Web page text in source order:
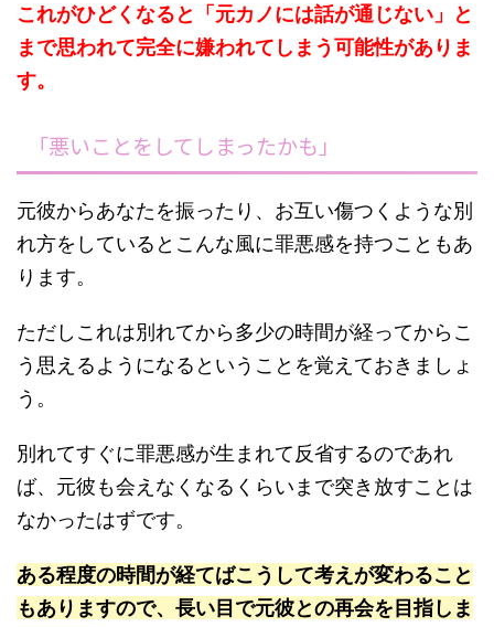
これがひどくなると「元カノには話が通じない」と
まで思われて完全に嫌われてしまう可能性がありま
す。
「悪いことをしてしまったかも」
元彼からあなたを振ったり、お互い傷つくような別
れ方をしているとこんな風に罪悪感を持つこともあ
ります。
ただしこれは別れてから多少の時間が経ってからこ
う思えるようになるということを覚えておきましょ
う。
別れてすぐに罪悪感が生まれて反省するのであれ
ば、元彼も会えなくなるくらいまで突き放すことは
なかったはずです。
ある程度の時間が経てばこうして考えが変わること
もありますので、長い目で元彼との再会を目指しま